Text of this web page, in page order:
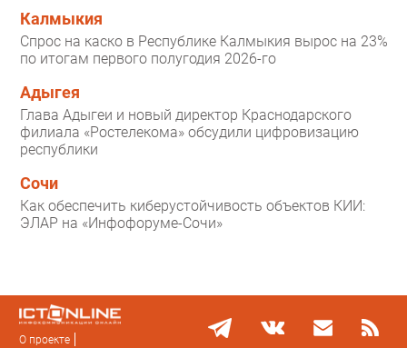
Калмыкия
Спрос на каско в Республике Калмыкия вырос на 23%
по итогам первого полугодия 2026-го
Адыгея
Глава Адыгеи и новый директор Краснодарского
филиала «Ростелекома» обсудили цифровизацию
республики
Сочи
Как обеспечить киберустойчивость объектов КИИ:
ЭЛАР на «Инфофоруме-Сочи»
О проекте